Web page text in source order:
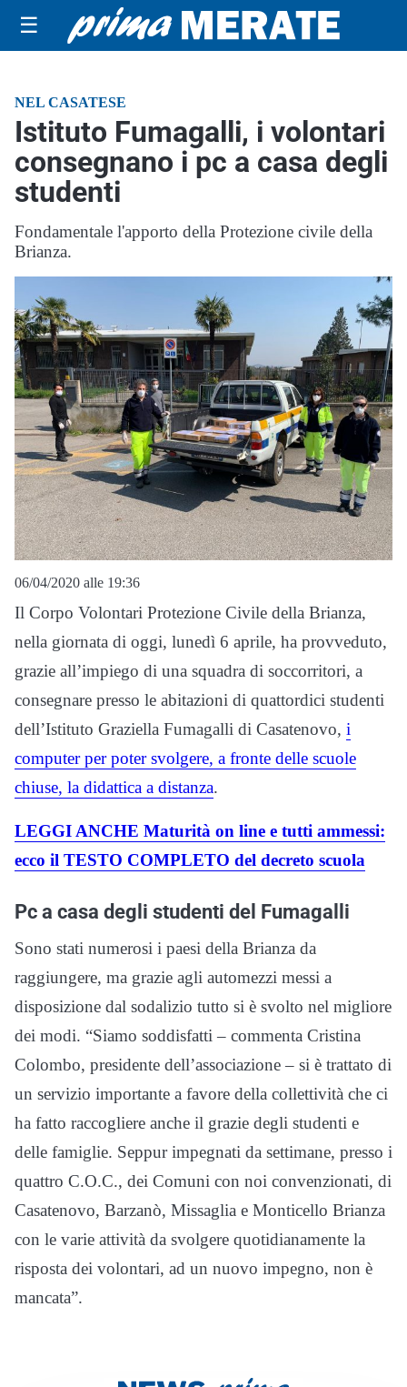
☰
NEL CASATESE
Istituto Fumagalli, i volontari
consegnano i pc a casa degli
studenti
Fondamentale l'apporto della Protezione civile della
Brianza.
06/04/2020 alle 19:36
Il Corpo Volontari Protezione Civile della Brianza,
nella giornata di oggi, lunedì 6 aprile, ha provveduto,
grazie all’impiego di una squadra di soccorritori, a
consegnare presso le abitazioni di quattordici studenti
dell’Istituto Graziella Fumagalli di Casatenovo, i
computer per poter svolgere, a fronte delle scuole
chiuse, la didattica a distanza.
LEGGI ANCHE Maturità on line e tutti ammessi:
ecco il TESTO COMPLETO del decreto scuola
Pc a casa degli studenti del Fumagalli
Sono stati numerosi i paesi della Brianza da
raggiungere, ma grazie agli automezzi messi a
disposizione dal sodalizio tutto si è svolto nel migliore
dei modi. “Siamo soddisfatti – commenta Cristina
Colombo, presidente dell’associazione – si è trattato di
un servizio importante a favore della collettività che ci
ha fatto raccogliere anche il grazie degli studenti e
delle famiglie. Seppur impegnati da settimane, presso i
quattro C.O.C., dei Comuni con noi convenzionati, di
Casatenovo, Barzanò, Missaglia e Monticello Brianza
con le varie attività da svolgere quotidianamente la
risposta dei volontari, ad un nuovo impegno, non è
mancata”.